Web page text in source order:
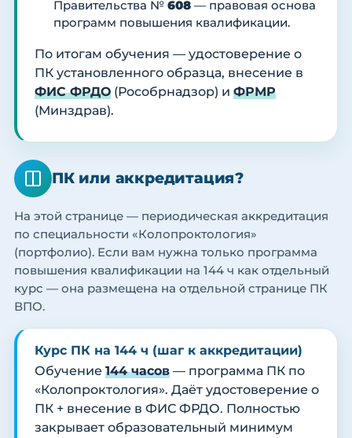
Правительства № 608 — правовая основа
программ повышения квалификации.
По итогам обучения — удостоверение о
ПК установленного образца, внесение в
ФИС ФРДО (Рособрнадзор) и ФРМР
(Минздрав).
ПК или аккредитация?
На этой странице — периодическая аккредитация
по специальности «Колопроктология»
(портфолио). Если вам нужна только программа
повышения квалификации на 144 ч как отдельный
курс — она размещена на отдельной странице ПК
ВПО.
Курс ПК на 144 ч (шаг к аккредитации)
Обучение 144 часов — программа ПК по
«Колопроктология». Даёт удостоверение о
ПК + внесение в ФИС ФРДО. Полностью
закрывает образовательный минимум